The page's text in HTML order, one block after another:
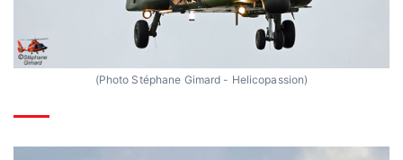
(Photo Stéphane Gimard - Helicopassion)